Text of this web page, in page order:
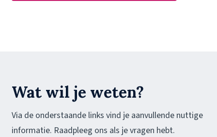
Wat wil je weten?
Via de onderstaande links vind je aanvullende nuttige
informatie. Raadpleeg ons als je vragen hebt.